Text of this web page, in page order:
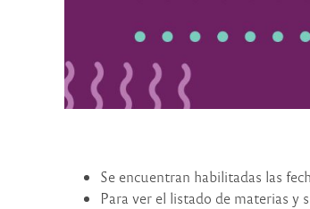
Se encuentran habilitadas las
Para ver el listado de materias y